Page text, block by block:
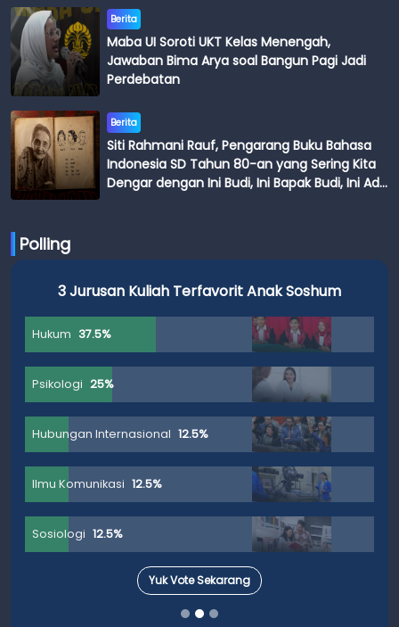
Berita
Maba UI Soroti UKT Kelas Menengah,
Jawaban Bima Arya soal Bangun Pagi Jadi
Perdebatan
Berita
Siti Rahmani Rauf, Pengarang Buku Bahasa
Indonesia SD Tahun 80-an yang Sering Kita
Dengar dengan Ini Budi, Ini Bapak Budi, Ini Adik
Polling
3 Jurusan Kuliah Terfavorit Anak Soshum
Hukum 37.5%
Psikologi 25%
Hubungan Internasional 12.5%
Ilmu Komunikasi 12.5%
Sosiologi 12.5%
Yuk Vote Sekarang